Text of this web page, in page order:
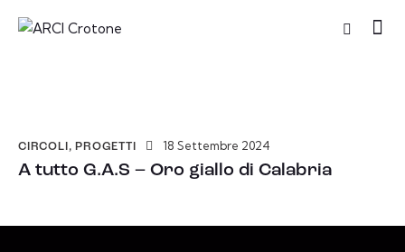
CIRCOLI , PROGETTI 18 Settembre 2024
A tutto G.A.S – Oro giallo di Calabria